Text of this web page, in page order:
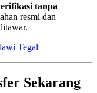
tanpa
resmi dan
Tegal
Sekarang